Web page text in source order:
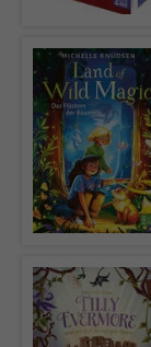
Name
Anbieter
Laufzeit
Zweck
Name
Anbieter